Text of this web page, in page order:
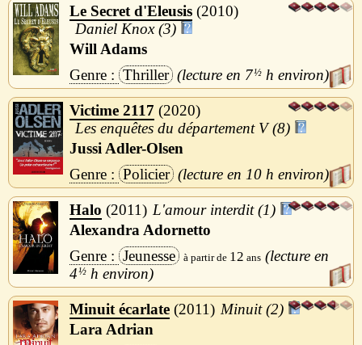
Le Secret d'Eleusis 2010
Daniel Knox (3)
Will Adams
Thriller
7½ h
Victime 2117
2020
Les enquêtes du département V (8)
Jussi Adler-Olsen
Policier
10 h
Halo 2011
L'amour interdit (1)
Alexandra Adornetto
Jeunesse
12
4½ h
Minuit écarlate 2011
Minuit (2)
Lara Adrian